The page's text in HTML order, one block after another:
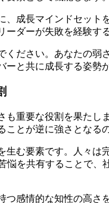
、成長マインドセッ
ーダーが失敗を経験
ださい。あなたの弱
と共に成長する姿勢
も重要な役割を果た
とが逆に強さとなる
生む要素です。人々
悩を共有することで
つ感情的な知性の高